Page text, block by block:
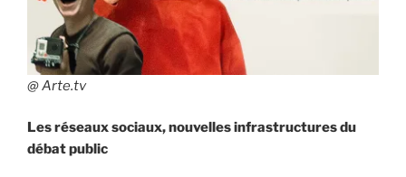
@ Arte.tv
Les réseaux sociaux, nouvelles infrastructures du
débat public